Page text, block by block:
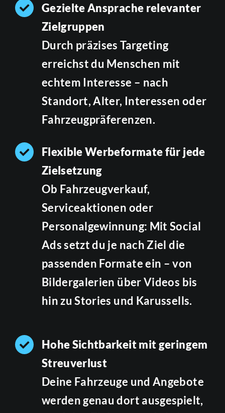
Gezielte Ansprache relevanter
Zielgruppen
Durch präzises Targeting
erreichst du Menschen mit
echtem Interesse – nach
Standort, Alter, Interessen oder
Fahrzeugpräferenzen.
Flexible Werbeformate für jede
Zielsetzung
Ob Fahrzeugverkauf,
Serviceaktionen oder
Personalgewinnung: Mit Social
Ads setzt du je nach Ziel die
passenden Formate ein – von
Bildergalerien über Videos bis
hin zu Stories und Karussells.
Hohe Sichtbarkeit mit geringem
Streuverlust
Deine Fahrzeuge und Angebote
werden genau dort ausgespielt,